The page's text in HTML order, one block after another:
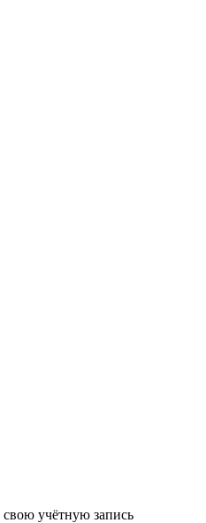
учётную запись